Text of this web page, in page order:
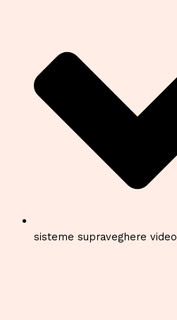
sisteme supraveghere video